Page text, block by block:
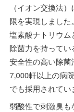
（イオン交換法
限を実現しまし
塩素酸ナトリウム
除菌力を持ってい
安全性の高い除
7,000軒以上の病
でも採用されてい
弱酸性で刺激臭